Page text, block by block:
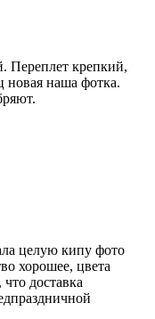
Переплет крепкий,
наша фотка.
целую кипу фото
хорошее, цвета
доставка